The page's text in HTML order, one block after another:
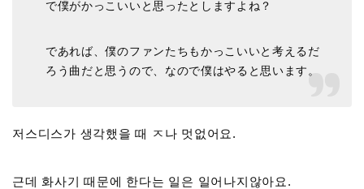
で僕がかっこいいと思ったとしますよね？
であれば、僕のファンたちもかっこいいと考えるだ
ろう曲だと思うので、なので僕はやると思います。
저스디스가 생각했을 때 ㅈ나 멋없어요.
근데 화사기 때문에 한다는 일은 일어나지않아요.